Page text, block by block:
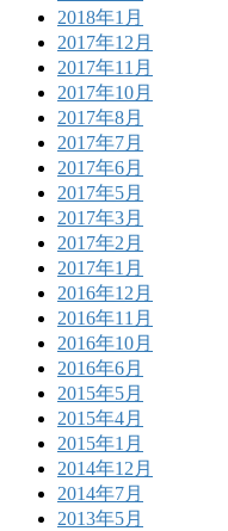
2018年1月
2017年12月
2017年11月
2017年10月
2017年8月
2017年7月
2017年6月
2017年5月
2017年3月
2017年2月
2017年1月
2016年12月
2016年11月
2016年10月
2016年6月
2015年5月
2015年4月
2015年1月
2014年12月
2014年7月
2013年5月